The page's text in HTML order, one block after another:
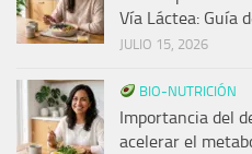
Vía Láctea: Guía
JULIO 15, 2026
BIO-NUTRICIÓN
Importancia del
acelerar el